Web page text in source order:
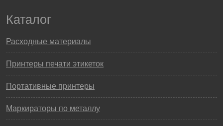
Каталог
Расходные материалы
Принтеры печати этикеток
Портативные принтеры
Маркираторы по металлу